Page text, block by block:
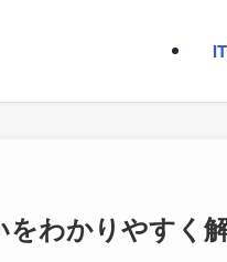
をわかりやすく